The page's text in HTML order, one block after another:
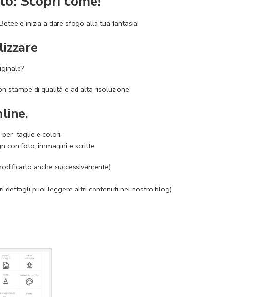
e inizia a dare sfogo alla tua fantasia!
stampe di qualità e ad alta risoluzione.
per taglie e colori.
con foto, immagini e scritte.
anche successivamente)
dettagli puoi leggere altri contenuti nel nostro blog)